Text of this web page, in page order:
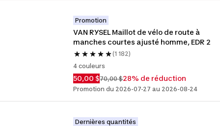
Promotion
VAN RYSEL Maillot de vélo de route à
manches courtes ajusté homme, EDR 2
(1 182)
4 couleurs
50,00 $70,00 $28% de réduction
Promotion du 2026-07-27 au 2026-08-24
Dernières quantités